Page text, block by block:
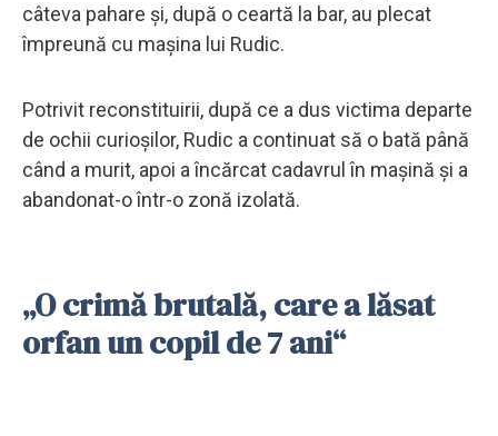
câteva pahare și, după o ceartă la bar, au plecat
împreună cu mașina lui Rudic.
Potrivit reconstituirii, după ce a dus victima departe
de ochii curioșilor, Rudic a continuat să o bată până
când a murit, apoi a încărcat cadavrul în mașină și a
abandonat-o într-o zonă izolată.
„O crimă brutală, care a lăsat
orfan un copil de 7 ani“